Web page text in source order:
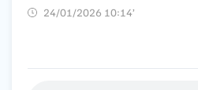
24/01/2026 10:14’